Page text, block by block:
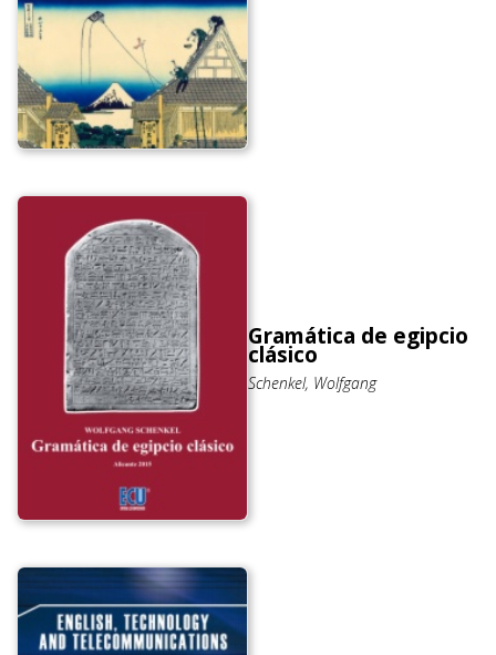
Gramática de egipcio
clásico
Schenkel, Wolfgang